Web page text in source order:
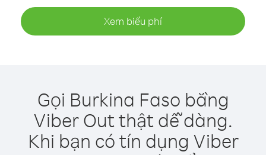
Xem biểu phí
Gọi Burkina Faso bằng
Viber Out thật dễ dàng.
Khi bạn có tín dụng Viber